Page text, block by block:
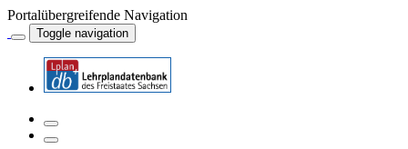
Portalübergreifende Navigation
Toggle navigation